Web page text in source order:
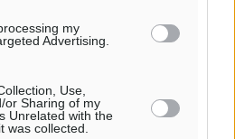
my
Advertising.
Use,
or Sharing of my
Unrelated with the
was collected.
στις τουριστικές επενδύσεις
στις 13 Περιφέρειες για μέτρα